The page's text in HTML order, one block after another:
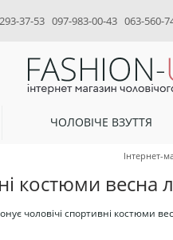
37-53 097-983-00-43 063-560-
ЧОЛОВІЧЕ ВЗУТТЯ
Інтернет-
костюми весна
чоловічі спортивні костюми